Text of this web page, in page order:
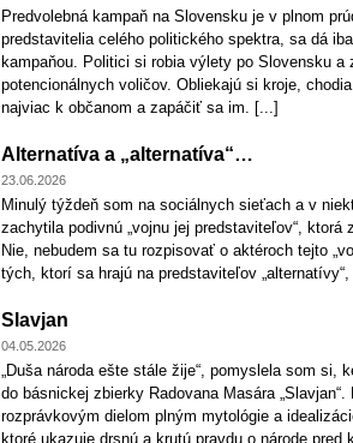
Predvolebná kampaň na Slovensku je v plnom
predstavitelia celého politického spektra, sa dá
kampaňou. Politici si robia výlety po Slovensku a
potencionálnych voličov. Obliekajú si kroje,
najviac k občanom a zapáčiť sa im. [...]
Alternatíva a „alternatíva“…
23.06.2026
Minulý týždeň som na sociálnych sieťach a v
zachytila podivnú „vojnu jej predstaviteľov“, ktorá
Nie, nebudem sa tu rozpisovať o aktéroch tejto
tých, ktorí sa hrajú na predstaviteľov
Slavjan
04.05.2026
„Duša národa ešte stále žije“, pomyslela som
do básnickej zbierky Radovana Masára
rozprávkovým dielom plným mytológie a
ktoré ukazuje drsnú a krutú pravdu o národe